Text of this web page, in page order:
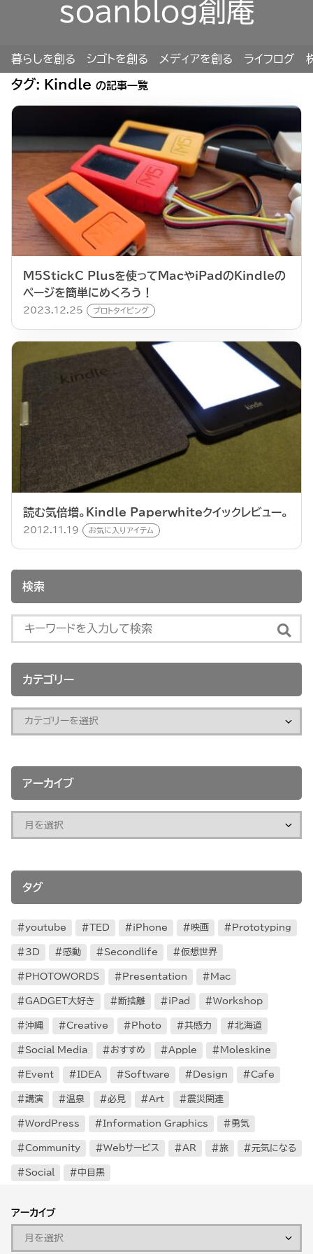
soanblog創庵
暮らしを創る シゴトを創る メディアを創る ライフログ
タグ: Kindle の記事一覧
M5StickC Plusを使ってMacやiPadのKindleの
ページを簡単にめくろう！
2023.12.25 プロトタイピング
読む気倍増。Kindle Paperwhiteクイックレビュー。
2012.11.19 お気に入りアイテム
検索
カテゴリー
アーカイブ
タグ
youtube TED iPhone 映画 Prototyping
3D 感動 Secondlife 仮想世界
PHOTOWORDS Presentation Mac
GADGET大好き 断捨離 iPad Workshop
沖縄 Creative Photo 共感力 北海道
Social Media おすすめ Apple Moleskine
Event IDEA Software Design Cafe
講演 温泉 必見 Art 震災関連
WordPress Information Graphics 勇気
Community Webサービス AR 旅 元気になる
Social 中目黒
アーカイブ